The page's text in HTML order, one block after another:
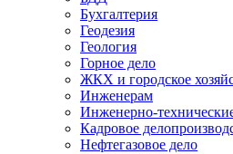
Бухгалтерия
Геодезия
Геология
Горное дело
ЖКХ и городское
Инженерам
Инженерно-
Кадровое
Нефтегазовое дело